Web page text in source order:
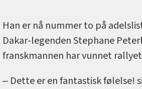
Han er nå nummer to på
Dakar-legenden Stephane
franskmannen har vunnet
‒ Dette er en fantastisk følelse!